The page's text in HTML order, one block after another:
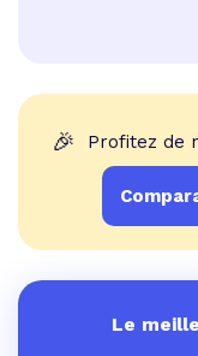
🎉 Profitez de
Le